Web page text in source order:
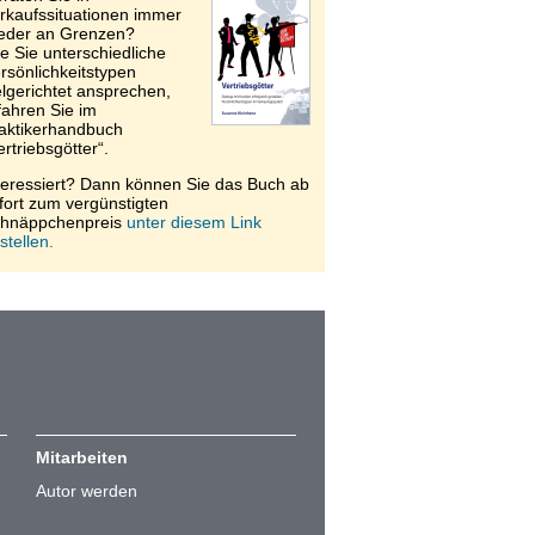
immer
an Grenzen?
Sie unterschiedliche
ansprechen,
Sie im
Dann können Sie das Buch ab
zum vergünstigten
unter diesem Link
Mitarbeiten
Autor werden